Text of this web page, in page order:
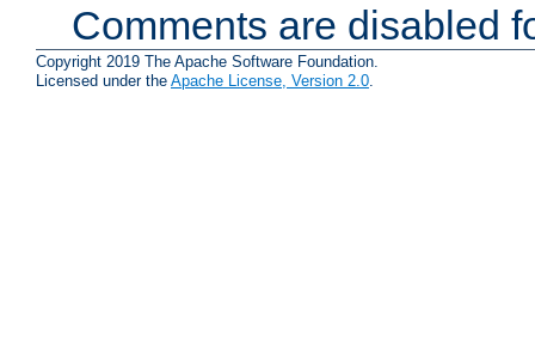
Comments are disabled
Copyright 2019 The Apache Software Foundation.
Licensed under the Apache License, Version 2.0.